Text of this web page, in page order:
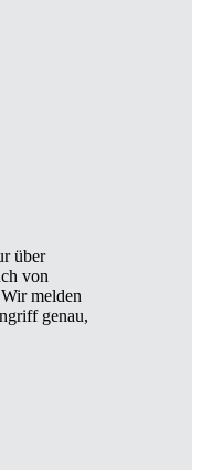
über
von
Wir melden
genau,